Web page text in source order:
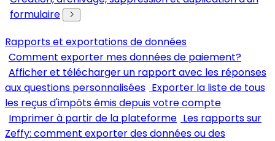
formulaire
Rapports et exportations de données
Comment exporter mes données de paiement?
Afficher et télécharger un rapport avec les réponses
aux questions personnalisées Exporter la liste de tous
les reçus d'impôts émis depuis votre compte
Imprimer à partir de la plateforme Les rapports sur
Zeffy: comment exporter des données ou des